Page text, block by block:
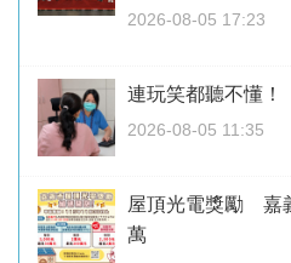
2026-08-05 17:23
連玩笑都聽不懂
2026-08-05 11:35
屋頂光電獎勵 嘉
萬